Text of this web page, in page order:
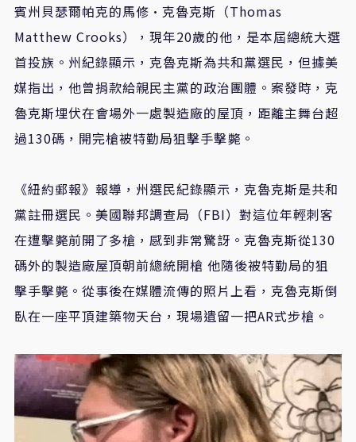
賓州貝瑟爾帕克的馬修·克魯克斯（Thomas
Matthew Crooks），現年20歲的他，是本屆總統大選
首投族。州紀錄顯示，克魯克斯為共和黨選民，但據美
媒指出，他曾捐款給親民主黨的政治團體。案發時，克
魯克斯埋伏在會場外一處製造廠的屋頂，距離主舞台超
過130碼，開完槍被特勤局狙擊手擊斃。
《紐約郵報》報導，州選民紀錄顯示，克魯克斯是共和
黨註冊選民。美國聯邦調查局（FBI）對這位年輕刺客
在遭擊斃前開了多槍，感到非常驚訝。克魯克斯從130
碼外的製造廠屋頂朝前總統開槍 他隨後被特勤局的狙
擊手擊斃。從事後在媒體流傳的照片上看，克魯克斯倒
臥在一座平頂建築物天台，現場遺留一把AR式步槍。